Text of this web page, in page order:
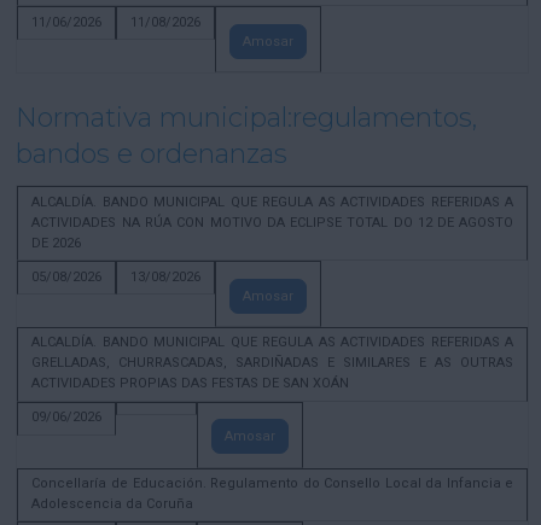
11/06/2026
11/08/2026
Amosar
Normativa municipal:regulamentos,
bandos e ordenanzas
ALCALDÍA. BANDO MUNICIPAL QUE REGULA AS ACTIVIDADES REFERIDAS A
ACTIVIDADES NA RÚA CON MOTIVO DA ECLIPSE TOTAL DO 12 DE AGOSTO
DE 2026
05/08/2026
13/08/2026
Amosar
ALCALDÍA. BANDO MUNICIPAL QUE REGULA AS ACTIVIDADES REFERIDAS A
GRELLADAS, CHURRASCADAS, SARDIÑADAS E SIMILARES E AS OUTRAS
ACTIVIDADES PROPIAS DAS FESTAS DE SAN XOÁN
09/06/2026
Amosar
Concellaría de Educación. Regulamento do Consello Local da Infancia e
Adolescencia da Coruña